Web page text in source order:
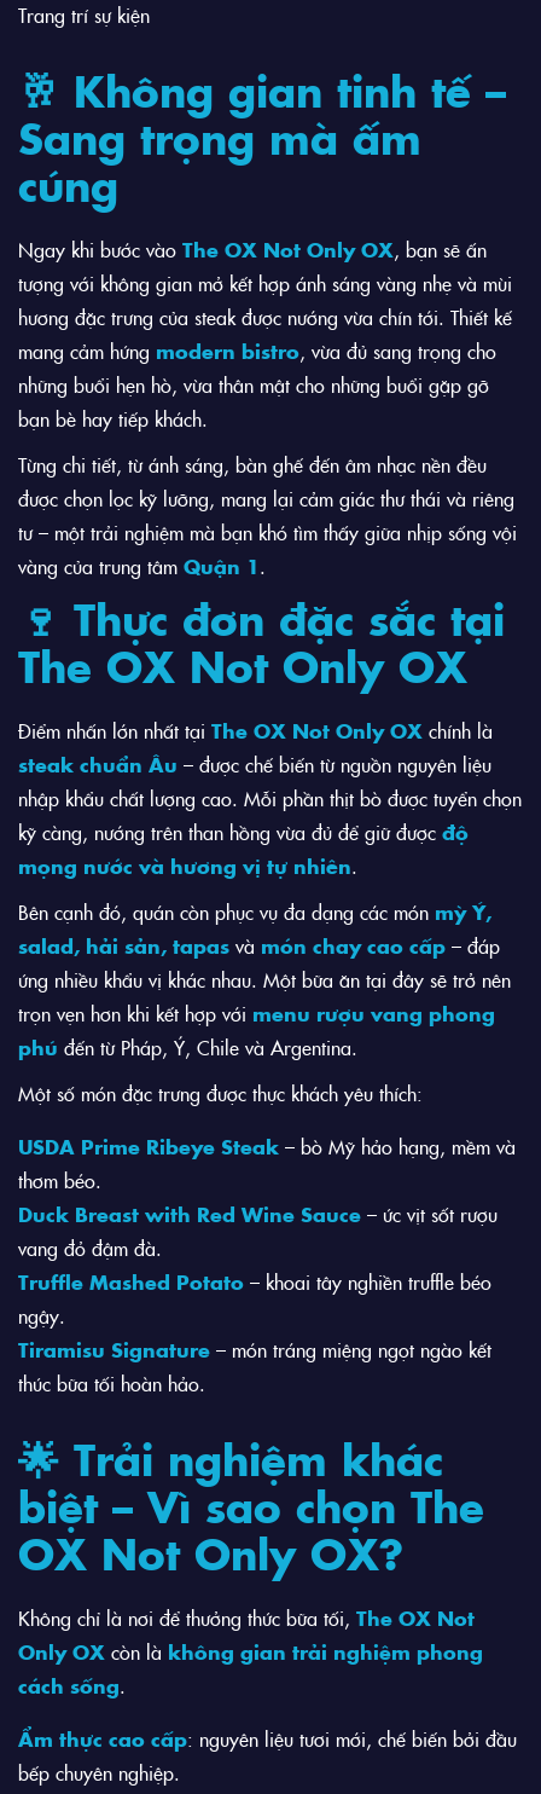
Trang trí sự kiện
🥂 Không gian tinh tế –
Sang trọng mà ấm
cúng
Ngay khi bước vào The OX Not Only OX, bạn sẽ ấn
tượng với không gian mở kết hợp ánh sáng vàng nhẹ và mùi
hương đặc trưng của steak được nướng vừa chín tới. Thiết kế
mang cảm hứng modern bistro, vừa đủ sang trọng cho
những buổi hẹn hò, vừa thân mật cho những buổi gặp gỡ
bạn bè hay tiếp khách.
Từng chi tiết, từ ánh sáng, bàn ghế đến âm nhạc nền đều
được chọn lọc kỹ lưỡng, mang lại cảm giác thư thái và riêng
tư – một trải nghiệm mà bạn khó tìm thấy giữa nhịp sống vội
vàng của trung tâm Quận 1.
🍷 Thực đơn đặc sắc tại
The OX Not Only OX
Điểm nhấn lớn nhất tại The OX Not Only OX chính là
steak chuẩn Âu – được chế biến từ nguồn nguyên liệu
nhập khẩu chất lượng cao. Mỗi phần thịt bò được tuyển chọn
kỹ càng, nướng trên than hồng vừa đủ để giữ được độ
mọng nước và hương vị tự nhiên.
Bên cạnh đó, quán còn phục vụ đa dạng các món mỳ Ý,
salad, hải sản, tapas và món chay cao cấp – đáp
ứng nhiều khẩu vị khác nhau. Một bữa ăn tại đây sẽ trở nên
trọn vẹn hơn khi kết hợp với menu rượu vang phong
phú đến từ Pháp, Ý, Chile và Argentina.
Một số món đặc trưng được thực khách yêu thích:
USDA Prime Ribeye Steak – bò Mỹ hảo hạng, mềm và
thơm béo.
Duck Breast with Red Wine Sauce – ức vịt sốt rượu
vang đỏ đậm đà.
Truffle Mashed Potato – khoai tây nghiền truffle béo
ngậy.
Tiramisu Signature – món tráng miệng ngọt ngào kết
thúc bữa tối hoàn hảo.
🌟 Trải nghiệm khác
biệt – Vì sao chọn The
OX Not Only OX?
Không chỉ là nơi để thưởng thức bữa tối, The OX Not
Only OX còn là không gian trải nghiệm phong
cách sống.
Ẩm thực cao cấp: nguyên liệu tươi mới, chế biến bởi đầu
bếp chuyên nghiệp.